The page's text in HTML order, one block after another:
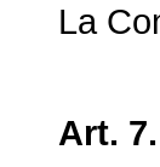
La
Art. 7.